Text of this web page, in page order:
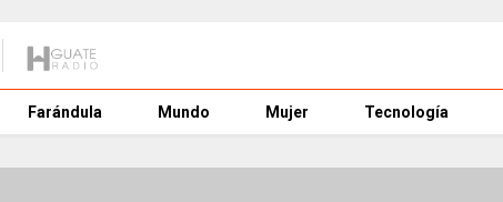
Farándula Mundo Mujer Tecnología